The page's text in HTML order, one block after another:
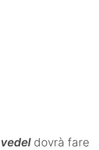
dovrà fare